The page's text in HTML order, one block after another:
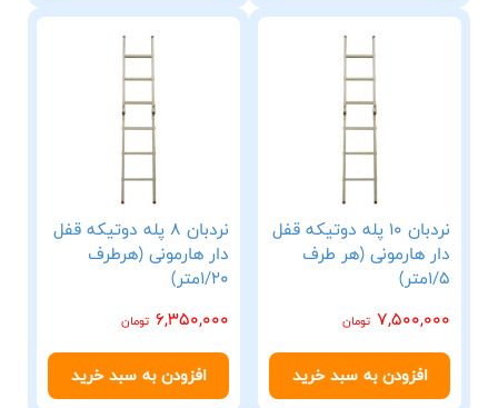
نردبان 10 پله دوتیکه قفل
دار هارمونی (هر طرف
1/5متر)
7,500,000 تومان
افزودن به سبد خرید
نردبان 8 پله دوتیکه قفل
دار هارمونی (هرطرف
1/20متر)
6,350,000 تومان
افزودن به سبد خرید